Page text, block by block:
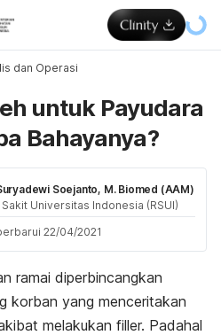
dan Operasi
untuk Payudara
Bahayanya?
Soejanto, M. Biomed (AAM)
Sakit Universitas Indonesia (RSUI)
22/04/2021
ramai diperbincangkan
korban yang menceritakan
melakukan filler. Padahal